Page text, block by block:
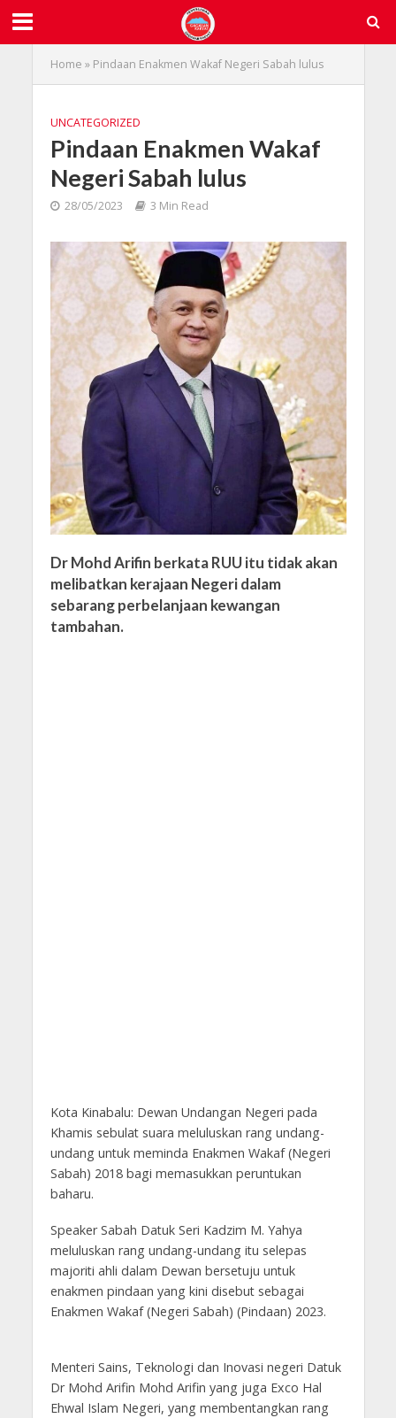
Home » Pindaan Enakmen Wakaf Negeri Sabah lulus
UNCATEGORIZED
Pindaan Enakmen Wakaf
Negeri Sabah lulus
28/05/2023 3 Min Read
Dr Mohd Arifin berkata RUU itu tidak akan
melibatkan kerajaan Negeri dalam
sebarang perbelanjaan kewangan
tambahan.
Kota Kinabalu: Dewan Undangan Negeri pada
Khamis sebulat suara meluluskan rang undang-
undang untuk meminda Enakmen Wakaf (Negeri
Sabah) 2018 bagi memasukkan peruntukan
baharu.
Speaker Sabah Datuk Seri Kadzim M. Yahya
meluluskan rang undang-undang itu selepas
majoriti ahli dalam Dewan bersetuju untuk
enakmen pindaan yang kini disebut sebagai
Enakmen Wakaf (Negeri Sabah) (Pindaan) 2023.
Menteri Sains, Teknologi dan Inovasi negeri Datuk
Dr Mohd Arifin Mohd Arifin yang juga Exco Hal
Ehwal Islam Negeri, yang membentangkan rang